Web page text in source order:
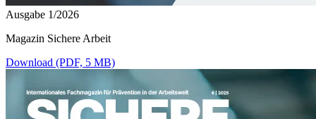
Ausgabe 1/2026
Magazin Sichere Arbeit
Download (PDF, 5 MB)